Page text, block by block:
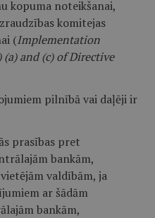
kopuma noteikšanai,
komitejas
(Implementation
and (c) of Directive
pilnībā vai daļēji ir
prasības pret
bankām,
valdībām, ja
ar šādām
bankām,